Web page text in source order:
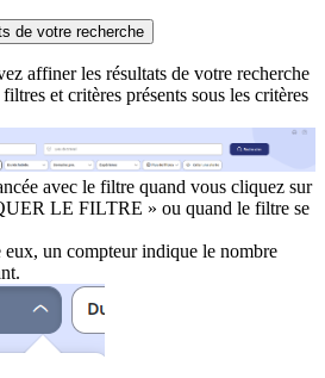
de votre recherche
affiner les résultats de votre recherche
et critères présents sous les critères
avec le filtre quand vous cliquez sur
LE FILTRE » ou quand le filtre se
eux, un compteur indique le nombre